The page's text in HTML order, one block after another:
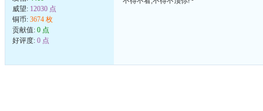
威望: 12030 点
铜币: 3674 枚
贡献值: 0 点
好评度: 0 点